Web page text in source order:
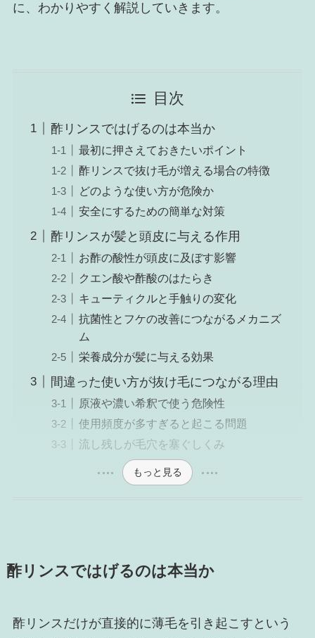
に、わかりやすく解説していきます。
目次
酢リンスではげるのは本当か
最初に押さえておきたいポイント
酢リンスで抜け毛が増える場合の特徴
どのような使い方が危険か
安全にするための簡単な対策
酢リンスが髪と頭皮に与える作用
お酢の酸性が頭皮に及ぼす影響
クエン酸や酢酸のはたらき
キューティクルと手触りの変化
抗菌性とフケの改善につながるメカニズ
ム
栄養成分が髪に与える効果
間違った使い方が抜け毛につながる理由
原液や濃い希釈で使う危険性
使用頻度が多すぎると起こる問題
流し残しが毛穴を塞ぐしくみ
もっと見る
酢リンスではげるのは本当か
酢リンスだけが直接的に薄毛を引き起こすという